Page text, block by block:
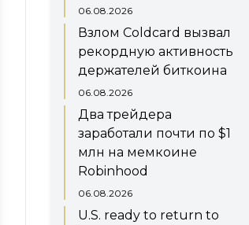
06.08.2026
Взлом Coldcard вызвал
рекордную активность
держателей биткоина
06.08.2026
Два трейдера
заработали почти по $1
млн на мемкоине
Robinhood
06.08.2026
U.S. ready to return to